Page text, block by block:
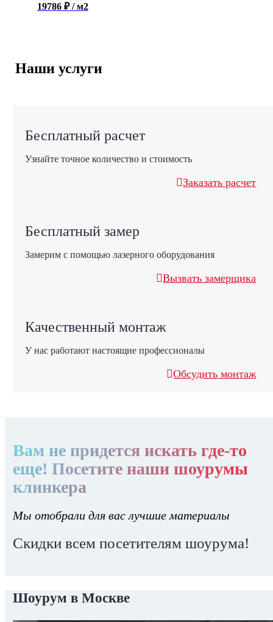
19786 ₽ / м2
Наши услуги
Бесплатный расчет
Узнайте точное количество и стоимость
Заказать расчет
Бесплатный замер
Замерим с помощью лазерного оборудования
Вызвать замерщика
Качественный монтаж
У нас работают настоящие профессионалы
Обсудить монтаж
Вам не придется искать где-то
еще! Посетите наши шоурумы
клинкера
Мы отобрали для вас лучшие материалы
Скидки всем посетителям шоурума!
Шоурум в Москве